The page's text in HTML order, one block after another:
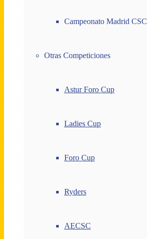
Campeonato Madrid CSC
Otras Competiciones
Astur Foro Cup
Ladies Cup
Foro Cup
Ryders
AECSC